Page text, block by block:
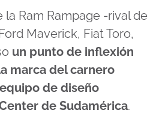
Ram Rampage -rival de
Maverick, Fiat Toro,
un punto de inflexión
marca del carnero
de diseño
de Sudamérica.